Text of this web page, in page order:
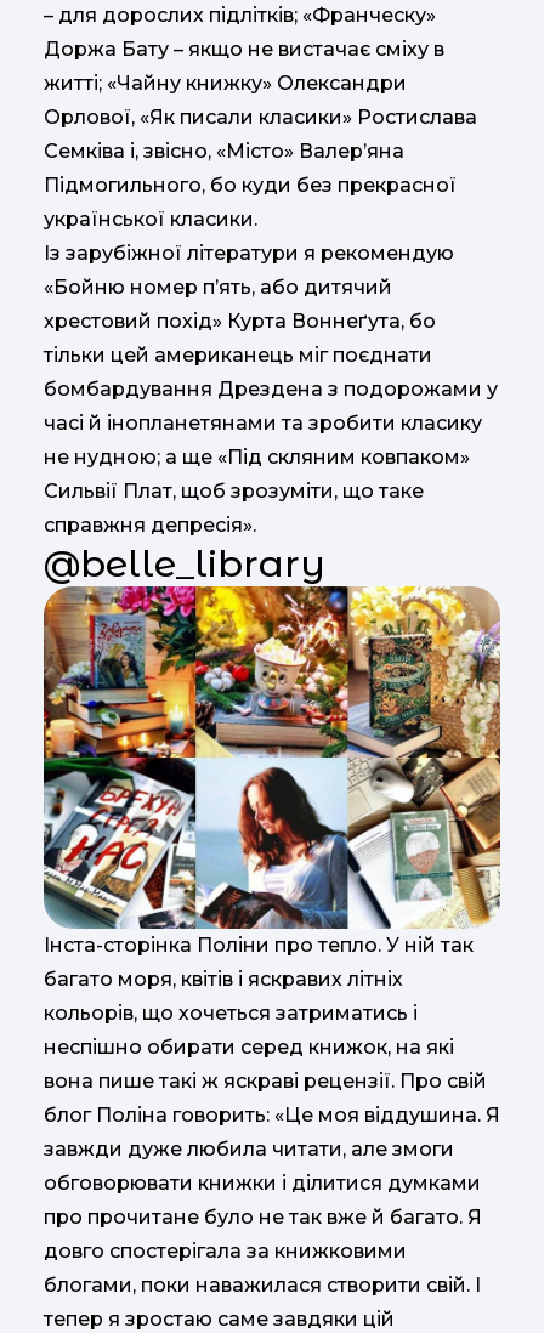
– для дорослих підлітків; «Франческу»
Доржа Бату – якщо не вистачає сміху в
житті; «Чайну книжку» Олександри
Орлової, «Як писали класики» Ростислава
Семківа і, звісно, «Місто» Валер’яна
Підмогильного, бо куди без прекрасної
української класики.
Із зарубіжної літератури я рекомендую
«Бойню номер п’ять, або дитячий
хрестовий похід» Курта Воннеґута, бо
тільки цей американець міг поєднати
бомбардування Дрездена з подорожами у
часі й інопланетянами та зробити класику
не нудною; а ще «Під скляним ковпаком»
Сильвії Плат, щоб зрозуміти, що таке
справжня депресія».
@belle_library
Інста-сторінка Поліни про тепло. У ній так
багато моря, квітів і яскравих літніх
кольорів, що хочеться затриматись і
неспішно обирати серед книжок, на які
вона пише такі ж яскраві рецензії. Про свій
блог Поліна говорить: «Це моя віддушина. Я
завжди дуже любила читати, але змоги
обговорювати книжки і ділитися думками
про прочитане було не так вже й багато. Я
довго спостерігала за книжковими
блогами, поки наважилася створити свій. І
тепер я зростаю саме завдяки цій